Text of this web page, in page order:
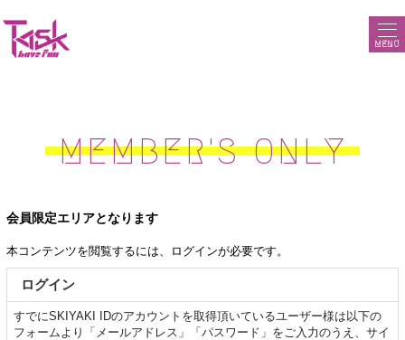
MENU
MEMBER'S ONLY
会員限定エリアとなります
本コンテンツを閲覧するには、ログインが必要です。
ログイン
すでにSKIYAKI IDのアカウントを取得頂いているユーザー様は以下の
フォームより「メールアドレス」「パスワード」をご入力のうえ、サイ